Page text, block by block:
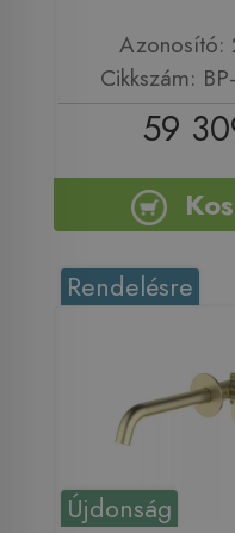
Azonosító:
Cikkszám:
59
Újdonság
Rendelésre